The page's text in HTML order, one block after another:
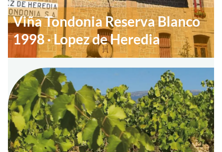
Viña Tondonia Reserva Blanco
1998 · Lopez de Heredia